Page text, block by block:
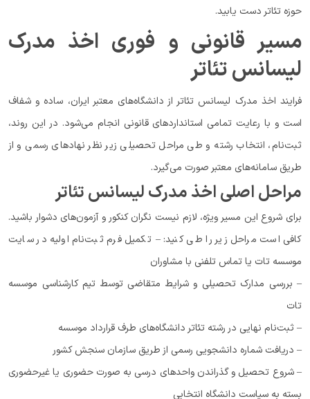
حوزه تئاتر دست یابید.
مسیر قانونی و فوری اخذ مدرک
لیسانس تئاتر
فرایند اخذ مدرک لیسانس تئاتر از دانشگاه‌های معتبر ایران، ساده و شفاف
است و با رعایت تمامی استانداردهای قانونی انجام می‌شود. در این روند،
ثبت‌نام، انتخاب رشته و طی مراحل تحصیلی زیر نظر نهادهای رسمی و از
طریق سامانه‌های معتبر صورت می‌گیرد.
مراحل اصلی اخذ مدرک لیسانس تئاتر
برای شروع این مسیر ویژه، لازم نیست نگران کنکور و آزمون‌های دشوار باشید.
کافی است مراحل زیر را طی کنید: – تکمیل فرم ثبت‌نام اولیه در سایت
موسسه تات یا تماس تلفنی با مشاوران
– بررسی مدارک تحصیلی و شرایط متقاضی توسط تیم کارشناسی موسسه
تات
– ثبت‌نام نهایی در رشته تئاتر دانشگاه‌های طرف قرارداد موسسه
– دریافت شماره دانشجویی رسمی از طریق سازمان سنجش کشور
– شروع تحصیل و گذراندن واحدهای درسی به صورت حضوری یا غیرحضوری
بسته به سیاست دانشگاه انتخابی